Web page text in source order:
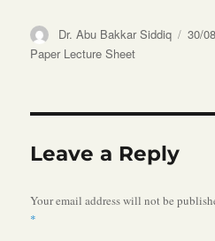
Author
Dr. Abu Bakkar Siddiq 30/
Paper Lecture Sheet
Leave a Reply
Your email address will not be
*